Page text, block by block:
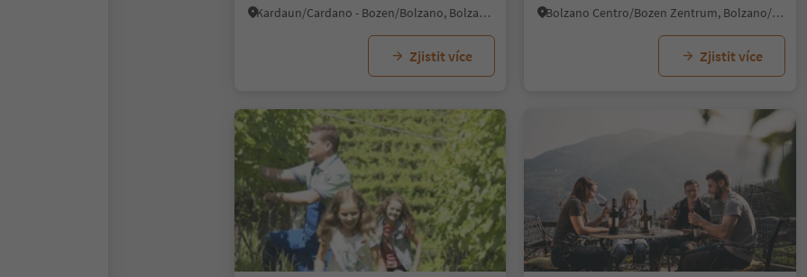
Kardaun/Cardano - Bozen/Bolzano, Bolzano/Bozen, Bolzano/Bozen and environs
Zjistit více
Bolzano Centro/Bozen Zentrum, Bolzano/Bozen, Bolzano/Bozen and environs
Zjistit více